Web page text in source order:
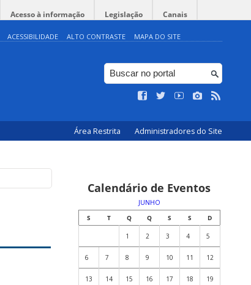
Acesso à informação Legislação Canais
ACESSIBILIDADE ALTO CONTRASTE MAPA DO SITE
Área Restrita Administradores do Site
Calendário de Eventos
JUNHO
S
T Q Q S S D
1 2 3 4 5
6 7 8 9 10 11 12
13 14 15 16 17 18 19